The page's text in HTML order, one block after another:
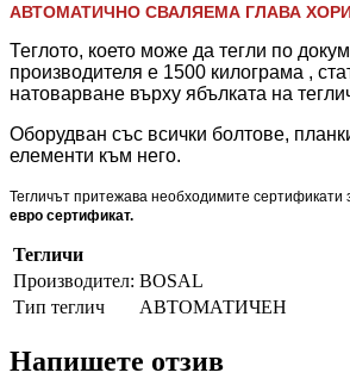
АВТОМАТИЧНО СВАЛЯЕМА ГЛАВА
Теглото, което може да тегли по
производителя е 1500 килограма ,
натоварване върху ябълката на
Оборудван със всички болтове,
елементи към него.
Тегличът притежава необходимите сертификати
евро сертификат.
Тегличи
Производител: BOSAL
Тип теглич
АВТОМАТИЧЕН
Напишете отзив